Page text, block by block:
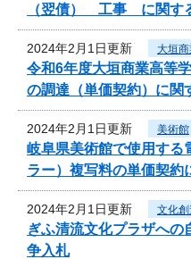
（翌債） 工事 に関す
2024年2月1日更新 大垣
令和6年度大垣商業高等
の調達（単価契約）に関
2024年2月1日更新 美術館
岐阜県美術館で使用する
ラー）複写料の単価契約
2024年2月1日更新 文化
ぎふ清流文化プラザへの
争入札